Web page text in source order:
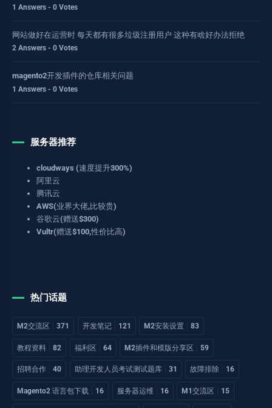
1 Answers - 0 Votes
网站做好在运营时 每天都有很多垃圾注册用户 这种有啥好办法拒绝
2 Answers - 0 Votes
magento2开发插件的仓库相关问题
1 Answers - 0 Votes
服务器推荐
cloudways (速度提升300%)
阿里云
腾讯云
AWS(业界大佬,比较贵)
谷歌云(赠送$300)
Vultr(赠送$100,性价比高)
热门话题
M2交流区 371 开发笔记 121 M2安装设置 83
教程资料 82 福利区 64 M2插件和模版分享区 59
招聘合作 40 助理开发人员考试测试题库 31 故障排除 16
Magento2 语言包下载 16 服务器运维 16 M1交流区 15